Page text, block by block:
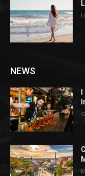
NEWS